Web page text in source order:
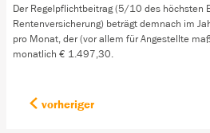
Der Regelpflichtbeitrag (5/10 des höchsten
Rentenversicherung) beträgt demnach im
pro Monat, der (vor allem für Angestellte
monatlich € 1.497,30.
vorheriger